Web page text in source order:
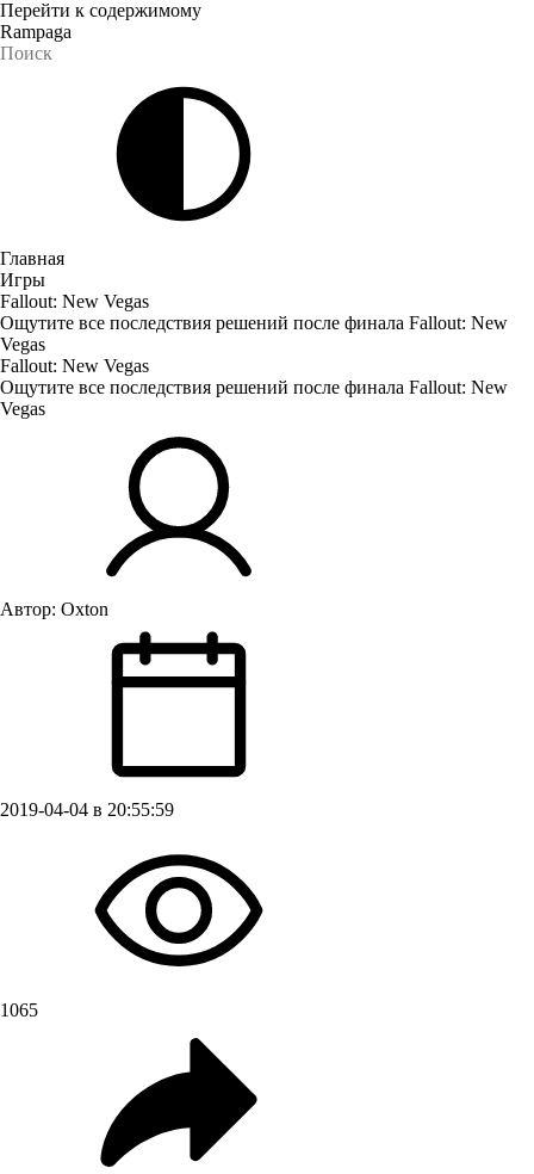
Перейти к содержимому
Rampaga
Главная
Игры
Fallout: New Vegas
Ощутите все последствия решений после финала Fallout: New
Vegas
Fallout: New Vegas
Ощутите все последствия решений после финала Fallout: New
Vegas
Автор: Oxton
2019-04-04 в 20:55:59
1065